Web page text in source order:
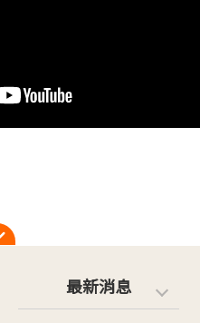
最新消息